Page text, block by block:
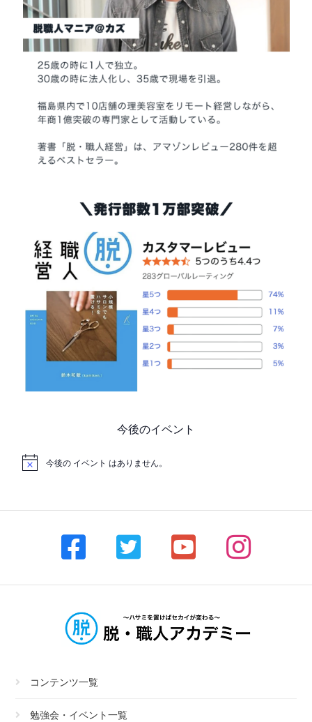
今後のイベント
今後の イベント はありません。
コンテンツ一覧
勉強会・イベント一覧